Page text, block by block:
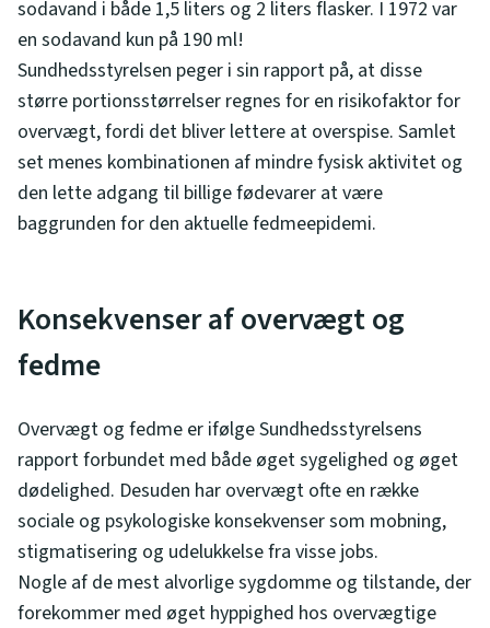
sodavand i både 1,5 liters og 2 liters flasker. I 1972 var
en sodavand kun på 190 ml!
Sundhedsstyrelsen peger i sin rapport på, at disse
større portionsstørrelser regnes for en risikofaktor for
overvægt, fordi det bliver lettere at overspise. Samlet
set menes kombinationen af mindre fysisk aktivitet og
den lette adgang til billige fødevarer at være
baggrunden for den aktuelle fedmeepidemi.
Konsekvenser af overvægt og
fedme
Overvægt og fedme er ifølge Sundhedsstyrelsens
rapport forbundet med både øget sygelighed og øget
dødelighed. Desuden har overvægt ofte en række
sociale og psykologiske konsekvenser som mobning,
stigmatisering og udelukkelse fra visse jobs.
Nogle af de mest alvorlige sygdomme og tilstande, der
forekommer med øget hyppighed hos overvægtige